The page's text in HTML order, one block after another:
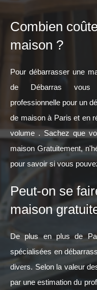
Combien
maison ?
Pour débarrasser une
de Débarras vous
professionnelle pour un
de maison à Paris et en
volume . Sachez que
maison Gratuitement,
pour savoir si vous
Peut-on se
maison
De plus en plus de
spécialisées en
divers. Selon la valeur
par une estimation du